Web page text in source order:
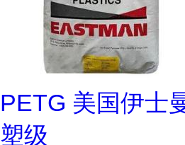
PETG 美国伊士
塑级